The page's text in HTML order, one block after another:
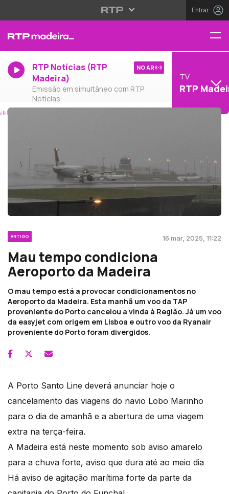
Entrar
RTP Notícias (RTP
Madeira)
Emissão em simultâneo com RTP
Notícias
NO AR
TV
RTP
ARTIGO 16 mar, 2025, 11:22
Mau tempo condiciona
Aeroporto da Madeira
O mau tempo está a provocar condicionamentos no
Aeroporto da Madeira. Esta manhã um voo da TAP
proveniente do Porto cancelou a vinda à Região. Já um voo
da easyjet com origem em Lisboa e outro voo da Ryanair
proveniente do Porto foram divergidos.
A Porto Santo Line deverá anunciar hoje o
cancelamento das viagens do navio Lobo Marinho
para o dia de amanhã e a abertura de uma viagem
extra na terça-feira.
A Madeira está neste momento sob aviso amarelo
para a chuva forte, aviso que dura até ao meio dia
Há aviso de agitação marítima forte da parte da